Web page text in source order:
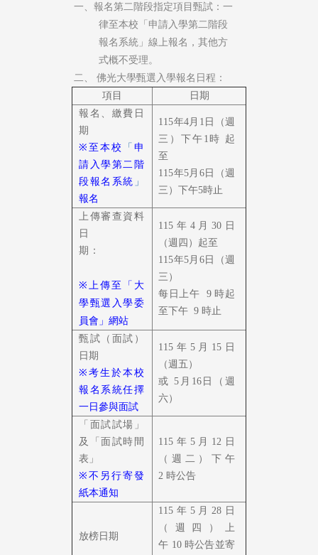
一、 報名第二階段指定項目甄試：一
律至本校「申請入學第二階段
報名系統」線上報名，其他方
式概不受理。
二、 佛光大學甄選入學報名日程：
項目
日期
報名、繳費日
期
※至本校 「 申
請入學第二階
段報名系統 」
報名
115年4月1日（週
三）下午1 時 起
至
115年5月6日（週
三）下午5時止
上傳審查資料
日
期：
※ 上傳至「 大
學甄選入學委
員會 」網站
115年4月30日
（週四）起至
115年5月6日（週
三）
每日上午 9 時起
至下午9 時止
甄試（面試）
日期
※考生於本校
報名系統任擇
一日參與面試
115年5月15日
（週五）
或 5月16日（週
六）
「面試試場」
及「面試時間
表」
※不另行寄發
紙本通知
115年5月12日
（週二）下午
2 時公告
放榜日期
115年5月28日
（週四）上
午 10 時公告並寄